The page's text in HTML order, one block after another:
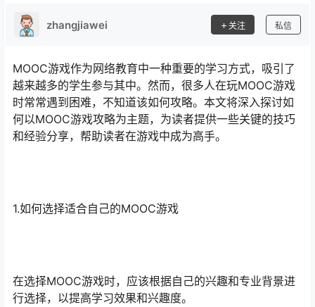
zhangjiawei 关注 私信
MOOC游戏作为网络教育中一种重要的学习方式，吸引了
越来越多的学生参与其中。然而，很多人在玩MOOC游戏
时常常遇到困难，不知道该如何攻略。本文将深入探讨如
何以MOOC游戏攻略为主题，为读者提供一些关键的技巧
和经验分享，帮助读者在游戏中成为高手。
1.如何选择适合自己的MOOC游戏
在选择MOOC游戏时，应该根据自己的兴趣和专业背景进
行选择，以提高学习效果和兴趣度。